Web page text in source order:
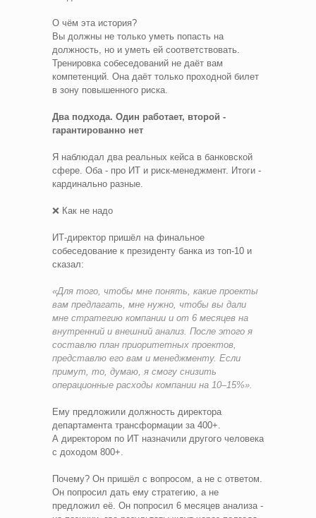
О чём эта история?
Вы должны не только уметь попасть на
должность, но и уметь ей соответствовать.
Тренировка собеседований не даёт вам
компетенций. Она даёт только проходной билет
в зону повышенного риска.
Два подхода. Один работает, второй -
гарантированно нет
Я наблюдал два реальных кейса в банковской
сфере. Оба - про ИТ и риск-менеджмент. Итоги -
кардинально разные.
❌ Как не надо
ИТ-директор пришёл на финальное
собеседование к президенту банка из топ-10 и
сказал:
«Для того, чтобы мне понять, какие проекты
вам предлагать, мне нужно, чтобы вы дали
мне стратегию компании и от 6 месяцев на
внутренний и внешний анализ. После этого я
составлю план приоритетных проектов,
представлю его вам и менеджменту. Если
примут, то, думаю, я смогу снизить
операционные расходы компании на 10–15%».
Ему предложили должность директора
департамента трансформации за 400+.
А директором по ИТ назначили другого человека
с доходом 800+.
Почему? Он пришёл с вопросом, а не с ответом.
Он попросил дать ему стратегию, а не
предложил её. Он попросил 6 месяцев анализа -